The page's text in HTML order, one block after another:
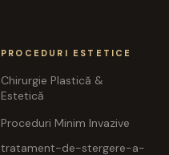
PROCEDURI ESTETICE
Chirurgie Plastică &
Estetică
Proceduri Minim Invazive
tratament-de-stergere-a-